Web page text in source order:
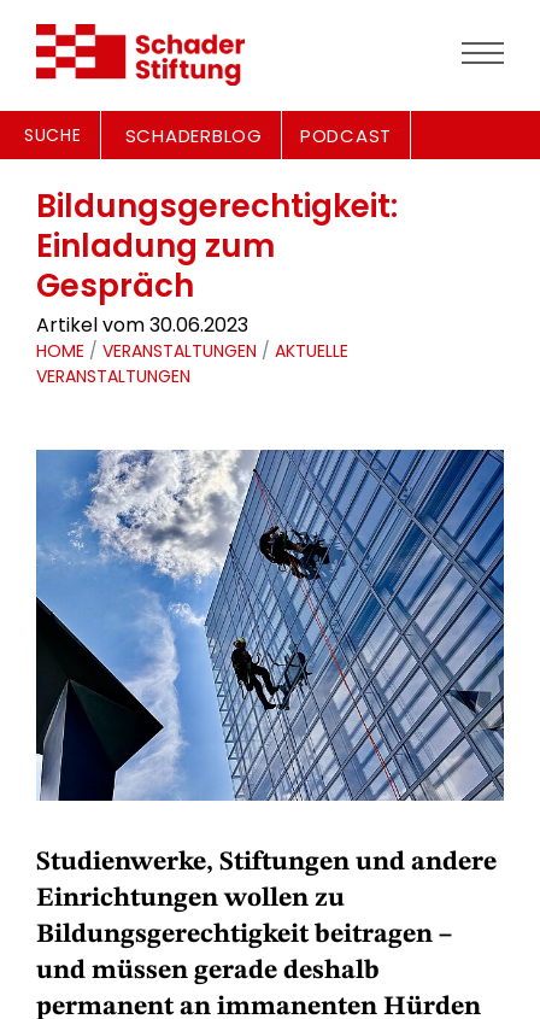
SUCHE SCHADERBLOG PODCAST
Bildungsgerechtigkeit:
Einladung zum
Gespräch
Artikel vom 30.06.2023
HOME / VERANSTALTUNGEN / AKTUELLE
VERANSTALTUNGEN
Studienwerke, Stiftungen und andere
Einrichtungen wollen zu
Bildungsgerechtigkeit beitragen –
und müssen gerade deshalb
permanent an immanenten Hürden